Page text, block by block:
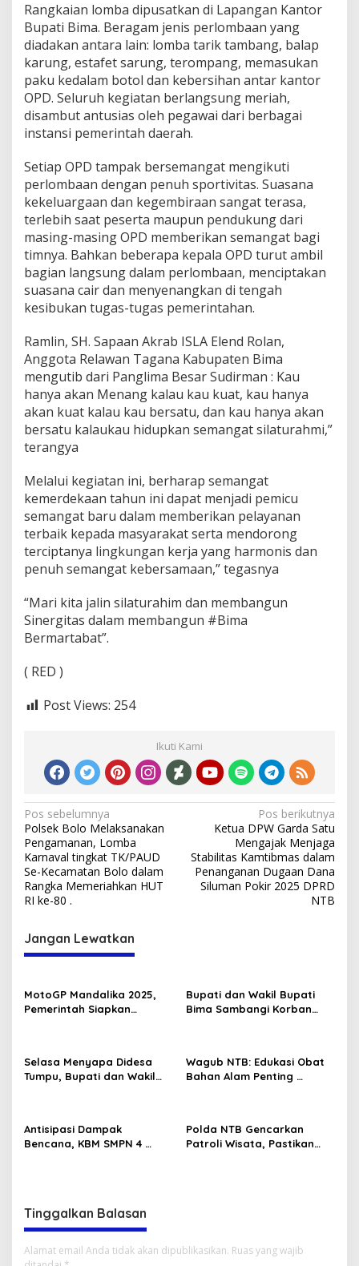
Rangkaian lomba dipusatkan di Lapangan Kantor
Bupati Bima. Beragam jenis perlombaan yang
diadakan antara lain: lomba tarik tambang, balap
karung, estafet sarung, terompang, memasukan
paku kedalam botol dan kebersihan antar kantor
OPD. Seluruh kegiatan berlangsung meriah,
disambut antusias oleh pegawai dari berbagai
instansi pemerintah daerah.
Setiap OPD tampak bersemangat mengikuti
perlombaan dengan penuh sportivitas. Suasana
kekeluargaan dan kegembiraan sangat terasa,
terlebih saat peserta maupun pendukung dari
masing-masing OPD memberikan semangat bagi
timnya. Bahkan beberapa kepala OPD turut ambil
bagian langsung dalam perlombaan, menciptakan
suasana cair dan menyenangkan di tengah
kesibukan tugas-tugas pemerintahan.
Ramlin, SH. Sapaan Akrab ISLA Elend Rolan,
Anggota Relawan Tagana Kabupaten Bima
mengutib dari Panglima Besar Sudirman : Kau
hanya akan Menang kalau kau kuat, kau hanya
akan kuat kalau kau bersatu, dan kau hanya akan
bersatu kalaukau hidupkan semangat silaturahmi,”
terangya
Melalui kegiatan ini, berharap semangat
kemerdekaan tahun ini dapat menjadi pemicu
semangat baru dalam memberikan pelayanan
terbaik kepada masyarakat serta mendorong
terciptanya lingkungan kerja yang harmonis dan
penuh semangat kebersamaan,” tegasnya
“Mari kita jalin silaturahim dan membangun
Sinergitas dalam membangun #Bima
Bermartabat”.
( RED )
Post Views: 254
Ikuti Kami
Navigasi
pos
Pos sebelumnya
Polsek Bolo Melaksanakan
Pengamanan, Lomba
Karnaval tingkat TK/PAUD
Se-Kecamatan Bolo dalam
Rangka Memeriahkan HUT
RI ke-80 .
Pos berikutnya
Ketua DPW Garda Satu
Mengajak Menjaga
Stabilitas Kamtibmas dalam
Penanganan Dugaan Dana
Siluman Pokir 2025 DPRD
NTB
Jangan Lewatkan
MotoGP Mandalika 2025,
Pemerintah Siapkan
Bupati dan Wakil Bupati
Bima Sambangi Korban
Selasa Menyapa Didesa
Tumpu, Bupati dan Wakil
Wagub NTB: Edukasi Obat
Bahan Alam Penting
Antisipasi Dampak
Bencana, KBM SMPN 4
Polda NTB Gencarkan
Patroli Wisata, Pastikan
Tinggalkan Balasan
Alamat email Anda tidak akan dipublikasikan. Ruas yang wajib